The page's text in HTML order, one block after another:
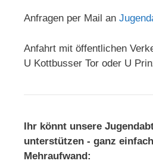
Anfragen per Mail an
Anfahrt mit öffentlichen
U Kottbusser Tor oder U
Ihr könnt unsere
unterstützen - ganz
Mehraufwand: